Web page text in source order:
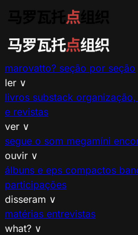
marovatto? seção por seção
ler ∨
livros substack
e revistas
ver ∨
segue o som megamíni
ouvir ∨
álbuns e eps compactos
participações
disseram ∨
matérias entrevistas
what? ∨